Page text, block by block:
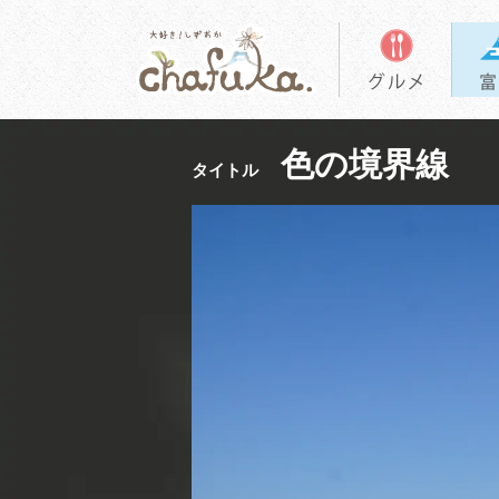
タイトル 色の境界線